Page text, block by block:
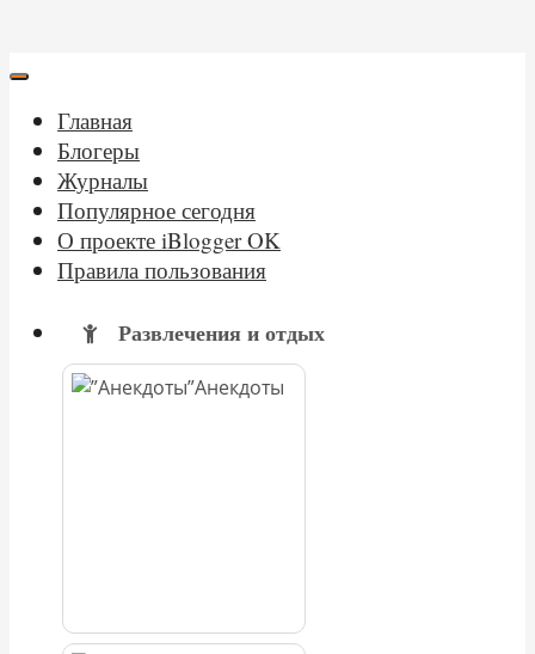
Главная
Блогеры
Журналы
Популярное сегодня
О проекте iBlogger OK
Правила пользования
Развлечения и отдых
Анекдоты